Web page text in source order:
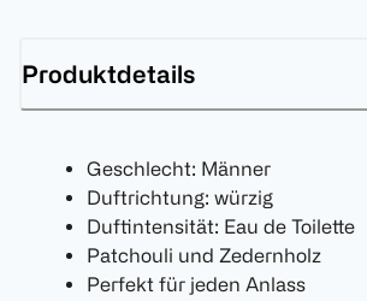
Produktdetails
Geschlecht: Männer
Duftrichtung: würzig
Duftintensität: Eau de Toilette
Patchouli und Zedernholz
Perfekt für jeden Anlass